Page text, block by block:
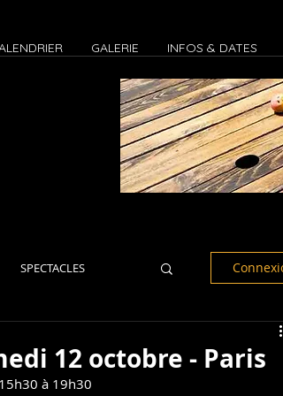
GALERIE INFOS & DATES
SPECTACLES
12 octobre - Paris
à 19h30